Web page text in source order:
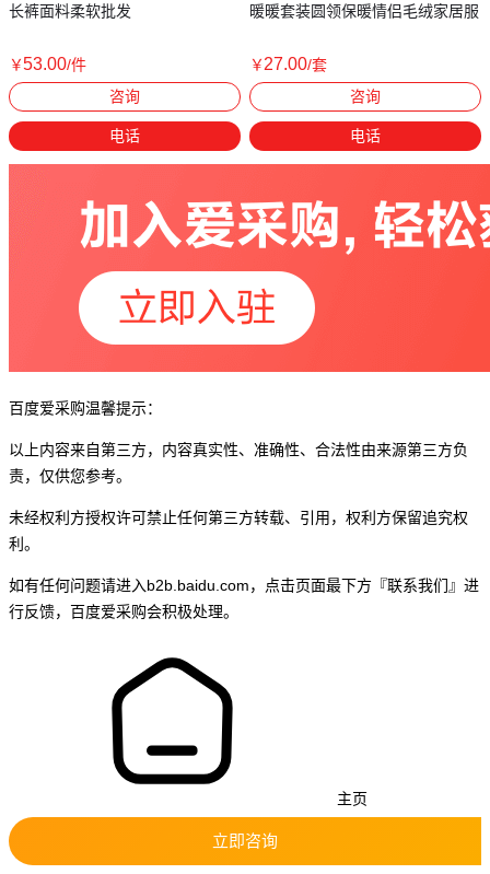
长裤面料柔软批发
￥53.00/件
咨询
电话
暖暖套装圆领保暖情侣毛绒家居服
￥27.00/套
咨询
电话
百度爱采购温馨提示：
以上内容来自第三方，内容真实性、准确性、合法性由来源第三方负
责，仅供您参考。
未经权利方授权许可禁止任何第三方转载、引用，权利方保留追究权
利。
如有任何问题请进入b2b.baidu.com，点击页面最下方『联系我们』进
行反馈，百度爱采购会积极处理。
主页
立即咨询